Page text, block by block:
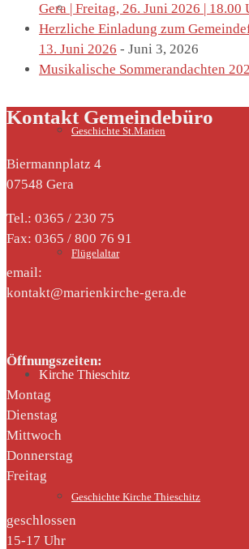
Marienkirche
Geschichte St.Marien
Flügelaltar
Kirche Thieschitz
Geschichte Kirche Thieschitz
Gera | Freitag, 26. Juni 2026 | 18.00
Herzliche Einladung zum
13. Juni 2026 - Juni 3, 2026
Musikalische Sommerandachten
Kontakt Gemeindebüro
Biermannplatz 4
07548 Gera
Tel.: 0365 / 230 75
Fax: 0365 / 800 76 91
email:
kontakt@marienkirche-gera.de
Öffnungszeiten:
Montag
Dienstag
Mittwoch
Donnerstag
Freitag
geschlossen
15-17 Uhr